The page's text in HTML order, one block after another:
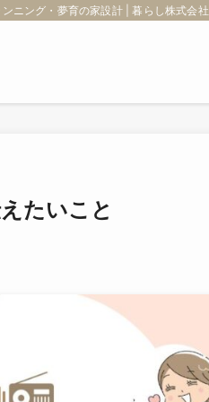
ニング・夢育の家設計 | 暮らし株式会社
たいこと